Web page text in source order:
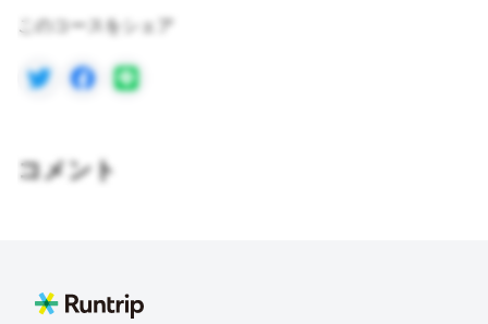
このコースをシェア
コメント